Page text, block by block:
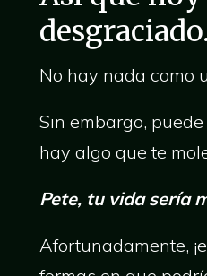
No hay nada como
Sin embargo,
hay algo que te
Pete, tu vida sería
Afortunadamente,